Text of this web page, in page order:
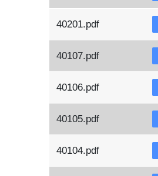
40201.pdf
40107.pdf
40106.pdf
40105.pdf
40104.pdf